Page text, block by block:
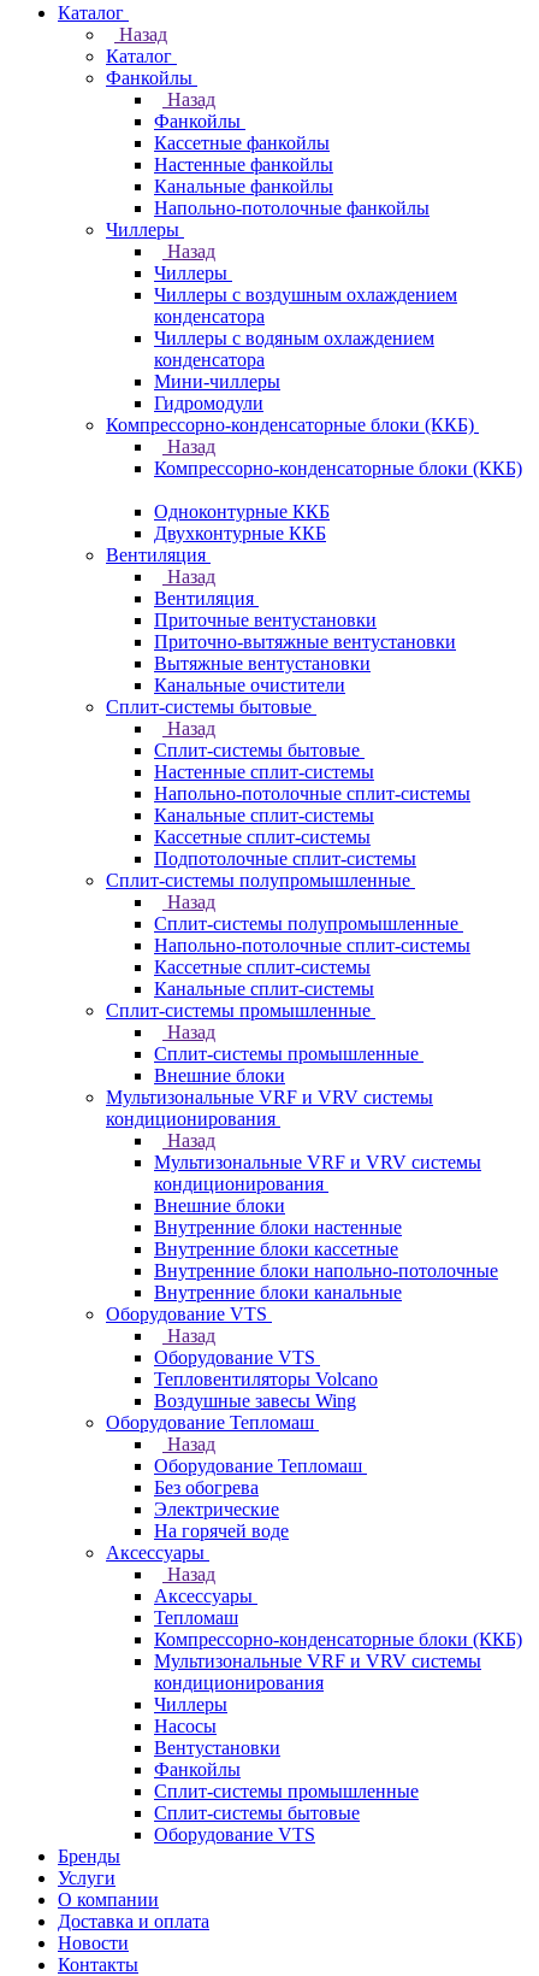
Каталог
Назад
Каталог
Фанкойлы
Назад
Фанкойлы
Кассетные фанкойлы
Настенные фанкойлы
Канальные фанкойлы
Напольно-потолочные фанкойлы
Чиллеры
Назад
Чиллеры
Чиллеры с воздушным охлаждением
конденсатора
Чиллеры с водяным охлаждением
конденсатора
Мини-чиллеры
Гидромодули
Компрессорно-конденсаторные блоки (ККБ)
Назад
Компрессорно-конденсаторные блоки (ККБ)
Одноконтурные ККБ
Двухконтурные ККБ
Вентиляция
Назад
Вентиляция
Приточные вентустановки
Приточно-вытяжные вентустановки
Вытяжные вентустановки
Канальные очистители
Сплит-системы бытовые
Назад
Сплит-системы бытовые
Настенные сплит-системы
Напольно-потолочные сплит-системы
Канальные сплит-системы
Кассетные сплит-системы
Подпотолочные сплит-системы
Сплит-системы полупромышленные
Назад
Сплит-системы полупромышленные
Напольно-потолочные сплит-системы
Кассетные сплит-системы
Канальные сплит-системы
Сплит-системы промышленные
Назад
Сплит-системы промышленные
Внешние блоки
Мультизональные VRF и VRV системы
кондиционирования
Назад
Мультизональные VRF и VRV системы
кондиционирования
Внешние блоки
Внутренние блоки настенные
Внутренние блоки кассетные
Внутренние блоки напольно-потолочные
Внутренние блоки канальные
Оборудование VTS
Назад
Оборудование VTS
Тепловентиляторы Volcano
Воздушные завесы Wing
Оборудование Тепломаш
Назад
Оборудование Тепломаш
Без обогрева
Электрические
На горячей воде
Аксессуары
Назад
Аксессуары
Тепломаш
Компрессорно-конденсаторные блоки (ККБ)
Мультизональные VRF и VRV системы
кондиционирования
Чиллеры
Насосы
Вентустановки
Фанкойлы
Сплит-системы промышленные
Сплит-системы бытовые
Оборудование VTS
Бренды
Услуги
О компании
Доставка и оплата
Новости
Контакты